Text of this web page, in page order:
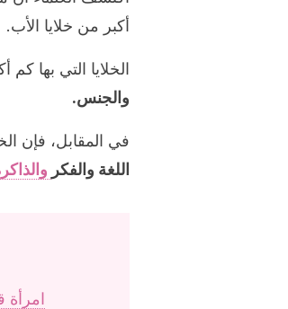
أكبر من خلايا الأب.
الخلايا التي بها
والجنس.
في المقابل، فإن
اللغة والفكر
امرأة قوية – 8 أشياء يجب على